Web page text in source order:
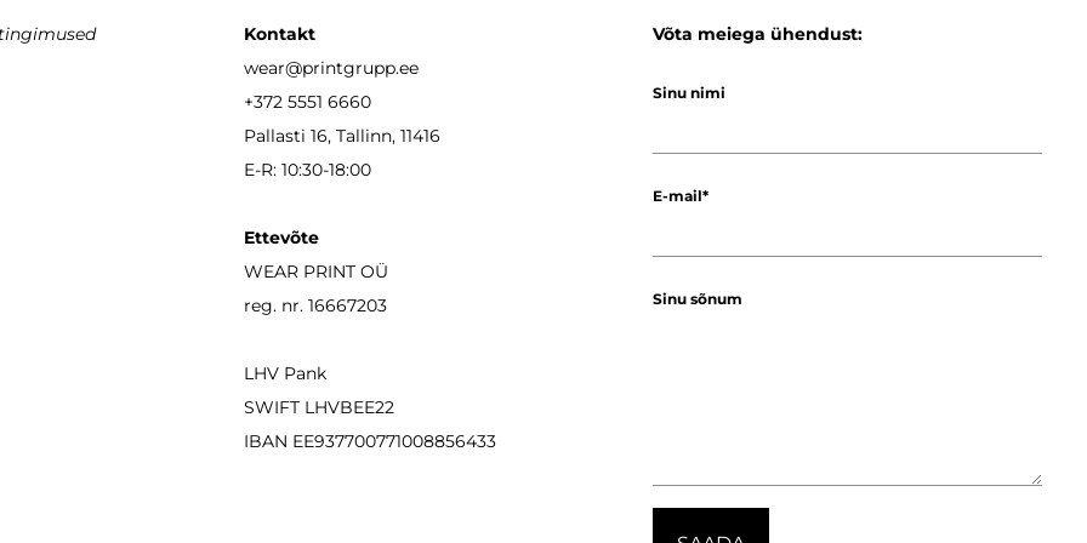
Kontakt
wear@printgrupp.ee
+372 5551 6660
Pallasti 16, Tallinn, 11416
E-R: 10:30-18:00
Ettevõte
WEAR PRINT OÜ
reg. nr. 16667203
LHV Pank
SWIFT LHVBEE22
IBAN EE937700771008856433
Võta meiega ühendust:
Sinu nimi
E-mail
Sinu sõnum